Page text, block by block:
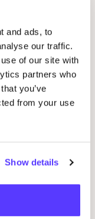
and ads, to
our traffic.
of our site with
partners who
you’ve
from your use
Show details